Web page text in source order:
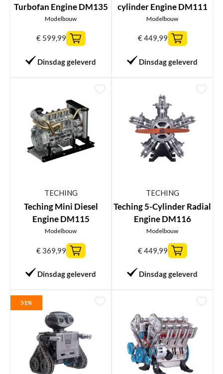
Turbofan Engine DM135
Modelbouw
€599,99
Dinsdag geleverd
cylinder Engine DM111
Modelbouw
€449,99
Dinsdag geleverd
TECHING
Teching Mini Diesel
Engine DM115
Modelbouw
€369,99
Dinsdag geleverd
TECHING
Teching 5-Cylinder Radial
Engine DM116
Modelbouw
€449,99
Dinsdag geleverd
51%